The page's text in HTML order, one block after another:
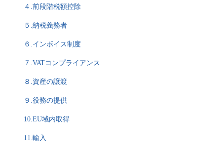
４.前段階税額控除
５.納税義務者
６.インボイス制度
７.VATコンプライアンス
８.資産の譲渡
９.役務の提供
10.EU域内取得
11.輸入